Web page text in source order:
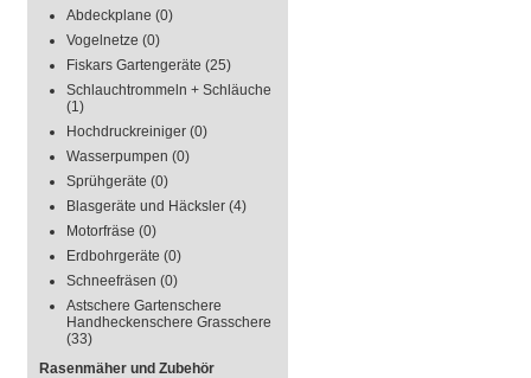
Abdeckplane (0)
Vogelnetze (0)
Fiskars Gartengeräte (25)
Schlauchtrommeln + Schläuche
(1)
Hochdruckreiniger (0)
Wasserpumpen (0)
Sprühgeräte (0)
Blasgeräte und Häcksler (4)
Motorfräse (0)
Erdbohrgeräte (0)
Schneefräsen (0)
Astschere Gartenschere
Handheckenschere Grasschere
(33)
Rasenmäher und Zubehör